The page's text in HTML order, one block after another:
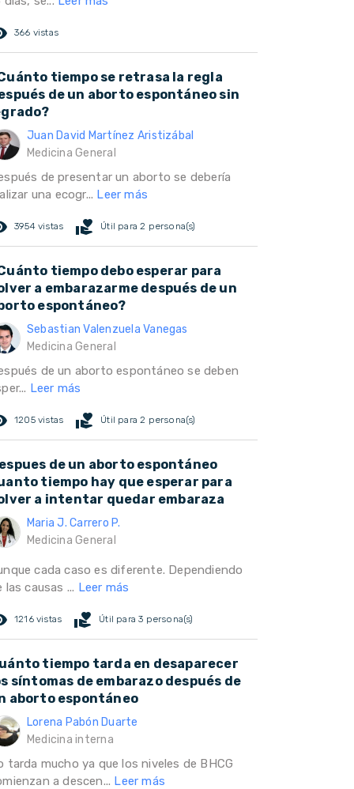
366 vistas
tiempo se retrasa la regla
de un aborto espontáneo sin
Juan David Martínez Aristizábal
Medicina General
de presentar un aborto se debería
una ecogr... Leer más
3954 vistas volunteer_activism Útil para 2 persona(s)
tiempo debo esperar para
a embarazarme después de un
espontáneo?
Sebastian Valenzuela Vanegas
Medicina General
de un aborto espontáneo se deben
Leer más
1205 vistas volunteer_activism Útil para 2 persona(s)
de un aborto espontáneo
tiempo hay que esperar para
a intentar quedar embaraza
Maria J. Carrero P.
Medicina General
cada caso es diferente. Dependiendo
las causas ... Leer más
1216 vistas volunteer_activism Útil para 3 persona(s)
tiempo tarda en desaparecer
síntomas de embarazo después de
aborto espontáneo
Lorena Pabón Duarte
Medicina interna
tarda mucho ya que los niveles de BHCG
a descen... Leer más